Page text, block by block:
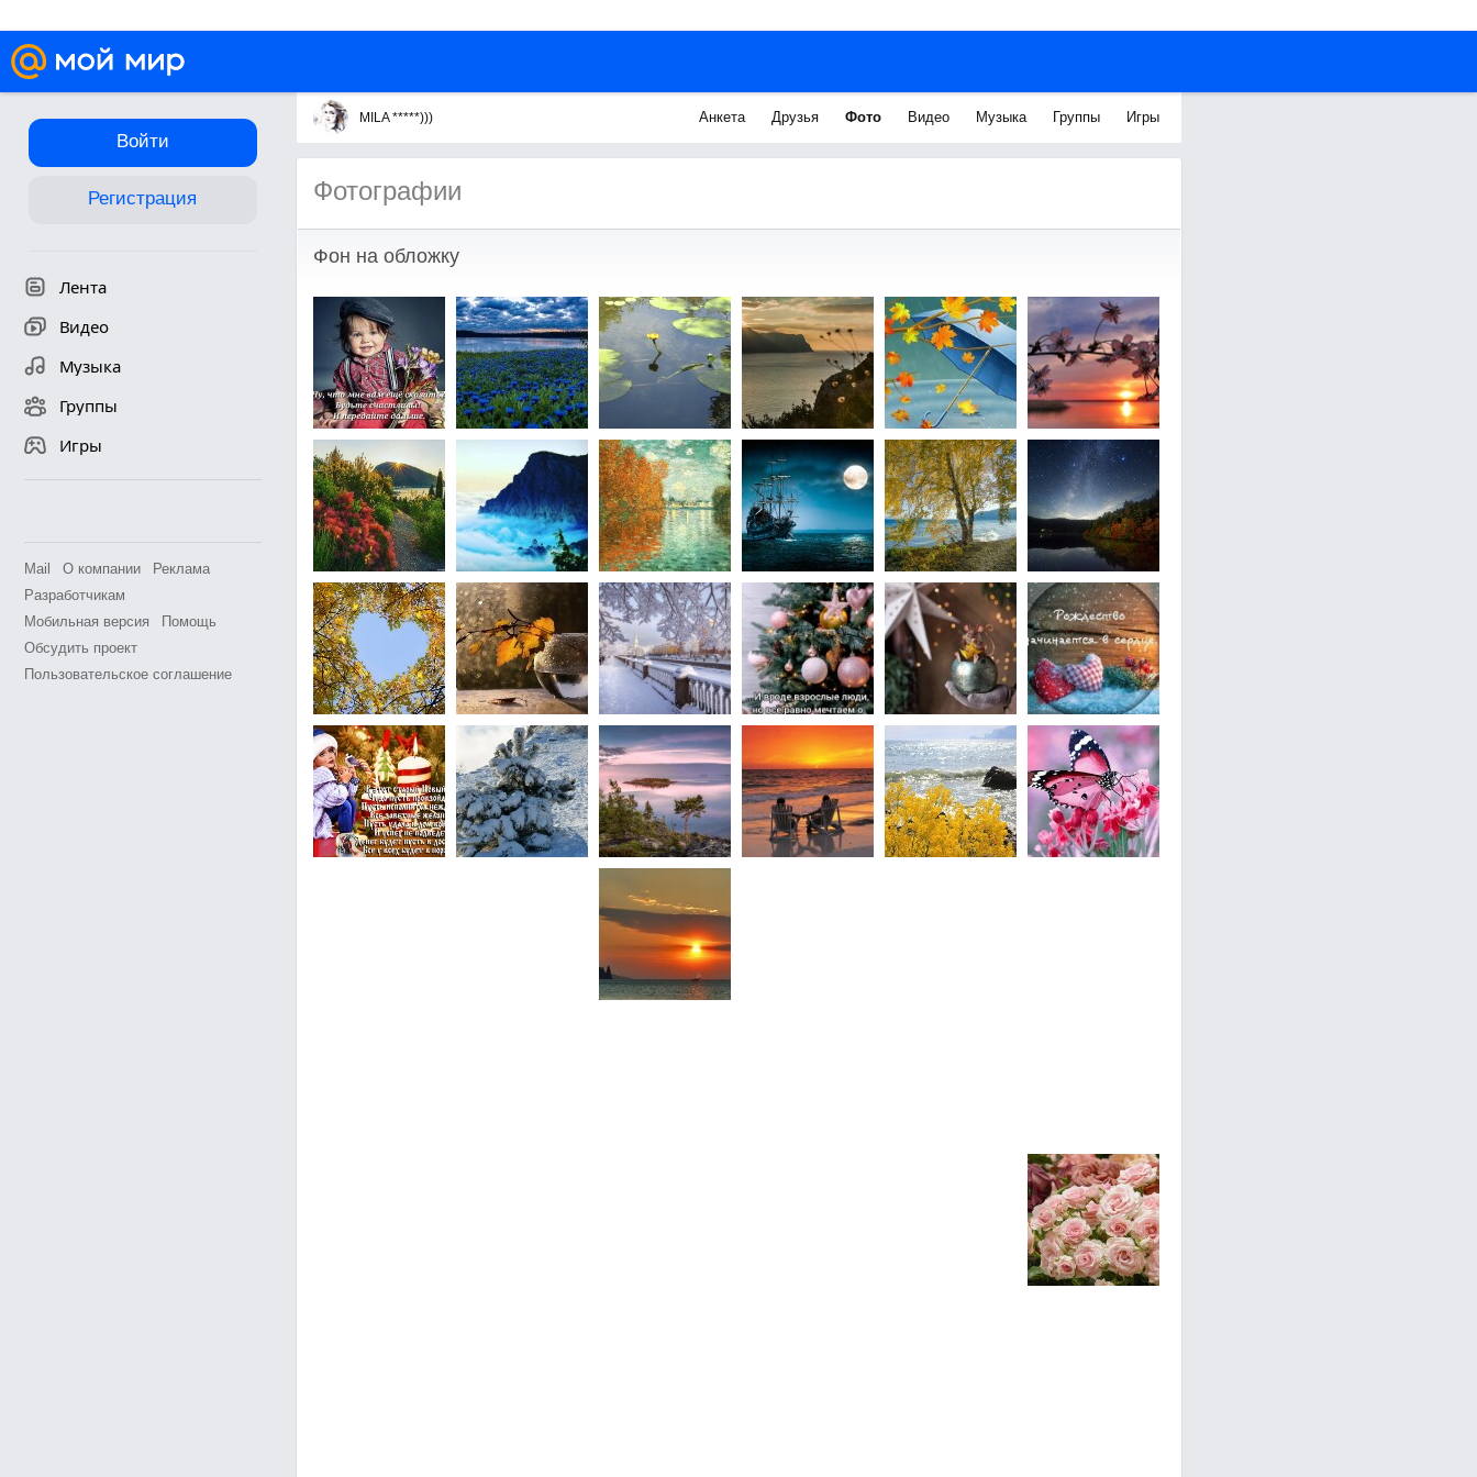
Войти
Регистрация
Лента
Видео
Музыка
Группы
Игры
Mail О компании
Реклама
Разработчикам
Мобильная версия
Помощь
Обсудить проект
Пользовательское соглашение
MILA *****))) Анкета Друзья Фото Видео Музыка Группы Игры
Фотографии
Фон на обложку